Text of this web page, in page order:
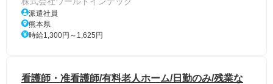
派遣社員
熊本県
時給1,300円～1,625円
看護師・准看護師/有料老人ホーム/日勤のみ/残業な